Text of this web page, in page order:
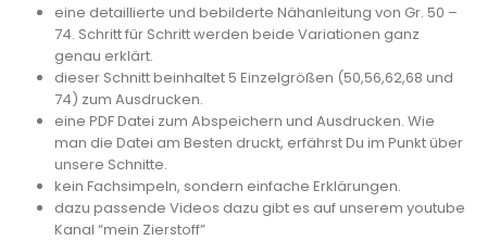
eine detaillierte und bebilderte Nähanleitung von Gr. 50 –
74. Schritt für Schritt werden beide Variationen ganz
genau erklärt.
dieser Schnitt beinhaltet 5 Einzelgrößen (50,56,62,68 und
74) zum Ausdrucken.
eine PDF Datei zum Abspeichern und Ausdrucken. Wie
man die Datei am Besten druckt, erfährst Du im Punkt über
unsere Schnitte.
kein Fachsimpeln, sondern einfache Erklärungen.
dazu passende Videos dazu gibt es auf unserem youtube
Kanal “mein Zierstoff”